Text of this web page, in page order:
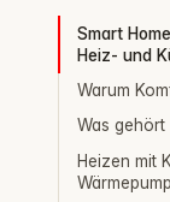
Smart
Heiz- und
Warum
Was gehört
Heizen mit